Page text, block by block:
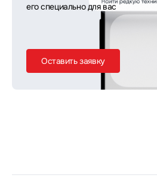
его специально для вас
Оставить заявку